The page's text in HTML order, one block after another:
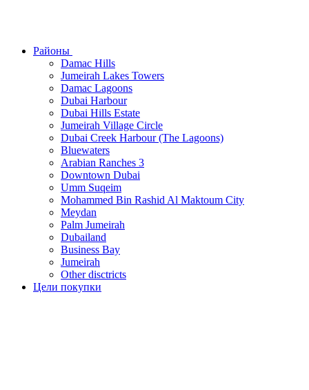
Районы
Damac Hills
Jumeirah Lakes Towers
Damac Lagoons
Dubai Harbour
Dubai Hills Estate
Jumeirah Village Circle
Dubai Creek Harbour (The Lagoons)
Bluewaters
Arabian Ranches 3
Downtown Dubai
Umm Suqeim
Mohammed Bin Rashid Al Maktoum City
Meydan
Palm Jumeirah
Dubailand
Business Bay
Jumeirah
Other disctricts
Цели покупки